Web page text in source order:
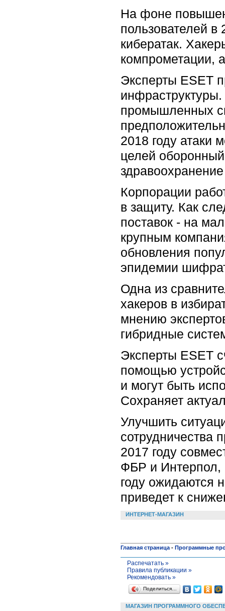
На фоне
пользователей
кибератак.
компрометации,
Эксперты ESET
промышленных
2018 году атаки
целей
Корпорации
в защиту. Как
поставок - на
крупным
обновления
эпидемии
Одна из
хакеров в
мнению
гибридные
Эксперты ESET
помощью
и могут быть
Сохраняет
Улучшить
сотрудничества
2017 году
ФБР и Интерпол,
году ожидаются
приведет к
ИНТЕРНЕТ-МАГАЗИН
Главная страница - Программные
Распечатать »
Правила публикации »
Рекомендовать »
Поделиться…
МАГАЗИН ПРОГРАММНОГО